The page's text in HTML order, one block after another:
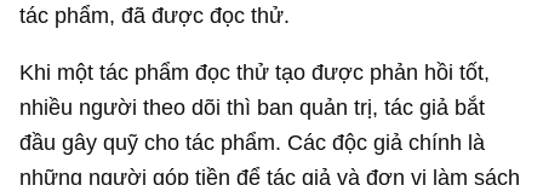
tác phẩm, đã được đọc thử.
Khi một tác phẩm đọc thử tạo được phản hồi tốt,
nhiều người theo dõi thì ban quản trị, tác giả bắt
đầu gây quỹ cho tác phẩm. Các độc giả chính là
những người góp tiền để tác giả và đơn vị làm sách